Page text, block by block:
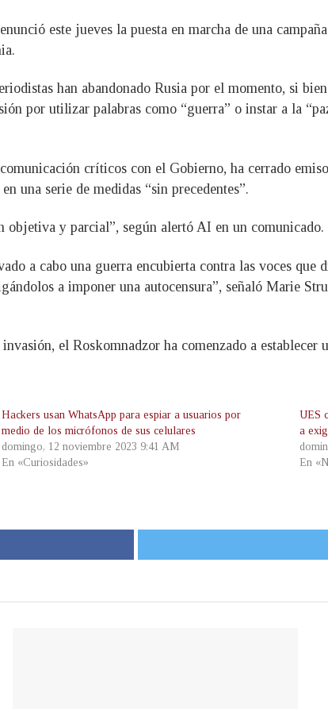
este jueves la puesta en marcha de una
han abandonado Rusia por el momento, si
por utilizar palabras como “guerra” o instar a la
críticos con el Gobierno, ha cerrado
una serie de medidas “sin precedentes”.
y parcial”, según alertó AI en un comunicado.
a cabo una guerra encubierta contra las voces que
a imponer una autocensura”, señaló Marie
el Roskomnadzor ha comenzado a establecer
Hackers usan WhatsApp para espiar a usuarios por
medio de los micrófonos de sus celulares
domingo, 12 noviembre 2023 9:41 AM
En «Curiosidades»
UES
a
En